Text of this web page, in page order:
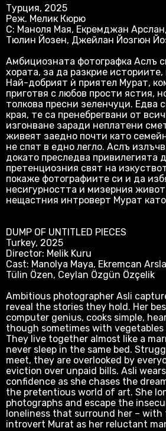
Турция, 2025
Реж. Мелик Кюрю
С: Маноля Мая, Екремджан
Тюлин Йозен, Джейлан Йозгюн
Амбициозната фотографка Аслъ
хората, за да разкрие
Най-добрият ѝ приятел Мурат,
приготвя с любов прости ястия,
толкова пресни зеленчуци. Едва
края, те са пренебрегвани от
изгонване заради неплатени
живеят заедно почти като
не спят в едно легло. Аслъ
докато преследва привилегията
претенциозния свят на
покаже фотографиите си и да
несигурността и мизерния
нещастния интроверт Мурат
DUMP OF UNTITLED PIECES
Turkey, 2025
Director: Melik Kuru
Cast: Manolya Maya, Ekremcan
Tülin Özen, Ceylan Özgün Özçelik
Ambitious photographer Asli
reveal the stories they hold. Her
computer genius, cooks simple,
though sometimes with vegetables
They live together almost like a
never sleep in the same bed.
meet, they are overlooked by
eviction over unpaid bills. Asli
confidence as she chases the
the pretentious world of art. She
photographs and escape the
loneliness that surround her –
introvert Murat as her reluctant